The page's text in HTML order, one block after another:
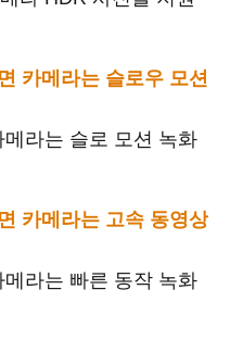
카메라는 슬로우 모션
라는 슬로 모션 녹화
카메라는 고속 동영상
라는 빠른 동작 녹화